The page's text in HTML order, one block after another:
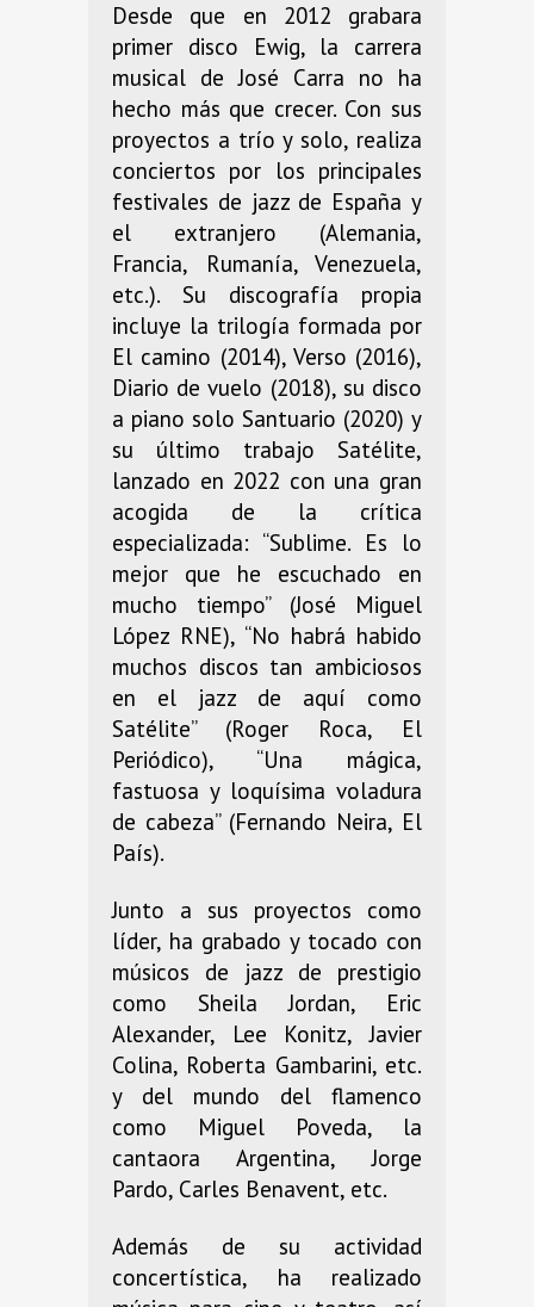
Desde que en 2012 grabara
primer disco Ewig, la carrera
musical de José Carra no ha
hecho más que crecer. Con sus
proyectos a trío y solo, realiza
conciertos por los principales
festivales de jazz de España y
el extranjero (Alemania,
Francia, Rumanía, Venezuela,
etc.). Su discografía propia
incluye la trilogía formada por
El camino (2014), Verso (2016),
Diario de vuelo (2018), su disco
a piano solo Santuario (2020) y
su último trabajo Satélite,
lanzado en 2022 con una gran
acogida de la crítica
especializada: “Sublime. Es lo
mejor que he escuchado en
mucho tiempo” (José Miguel
López RNE), “No habrá habido
muchos discos tan ambiciosos
en el jazz de aquí como
Satélite” (Roger Roca, El
Periódico), “Una mágica,
fastuosa y loquísima voladura
de cabeza” (Fernando Neira, El
País).
Junto a sus proyectos como
líder, ha grabado y tocado con
músicos de jazz de prestigio
como Sheila Jordan, Eric
Alexander, Lee Konitz, Javier
Colina, Roberta Gambarini, etc.
y del mundo del flamenco
como Miguel Poveda, la
cantaora Argentina, Jorge
Pardo, Carles Benavent, etc.
Además de su actividad
concertística, ha realizado